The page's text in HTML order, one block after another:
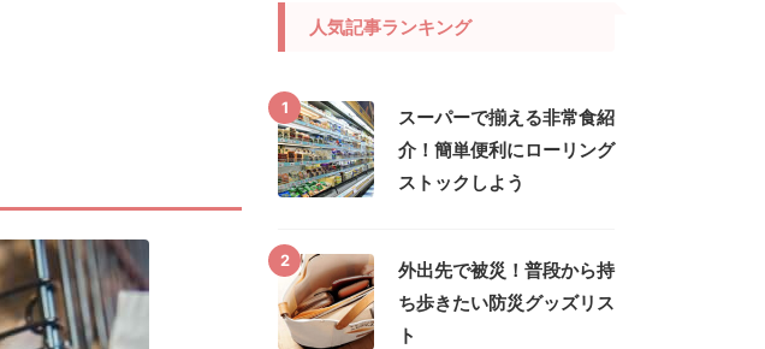
人気記事ランキング
1
スーパーで揃える非常食紹
介！簡単便利にローリング
ストックしよう
2
外出先で被災！普段から持
ち歩きたい防災グッズリス
ト